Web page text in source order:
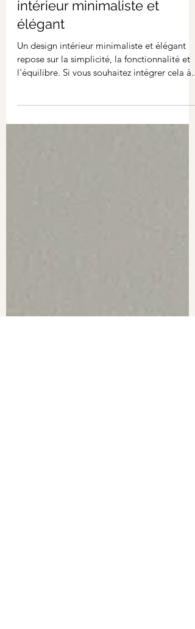
Les éléments essentiels
pour créer un design
intérieur minimaliste et
élégant
l'équilibre. Si vous souhaitez intégrer cela à...